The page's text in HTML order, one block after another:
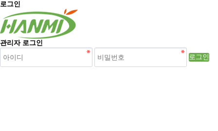
로그인
관리자 로그인
로그인